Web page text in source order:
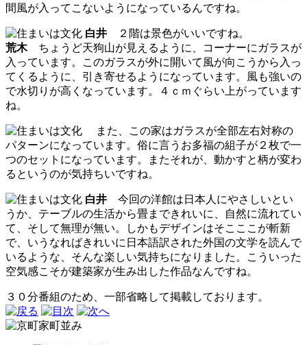
間風が入ってこないようになっているんですね。
白井 ２階は景色がいいですね。
荒木ちょうど天狗山が見えるように、コーナーにガラスが
入っています。このガラスが外に開いて風が向こうから入っ
てくるように、引き寄せるようになっています。風も強いの
で水切りが高くなっています。４ｃｍぐらい上がっています
ね。
また、この家はガラスが全部左右対称の
パターンになっています。俗に言うお多福の組子が２枚で一
つのセットになっています。またそれが、動かすと柄が変わ
るというのが気持ちいですね。
白井 今回の洋館は日本人にやさしいとい
うか、テーブルの生活から畳まできれいに、自然に流れてい
て、そして無理が無い。しかもデザインはそこここが斬新
で、いうなればきれいに日本語訳された外国の文学を読んで
いるような、そんな楽しい気持ちになりました。こういった
空気感こそが建築家が生み出した作品なんですね。
３０分番組のため、一部省略して掲載しております。